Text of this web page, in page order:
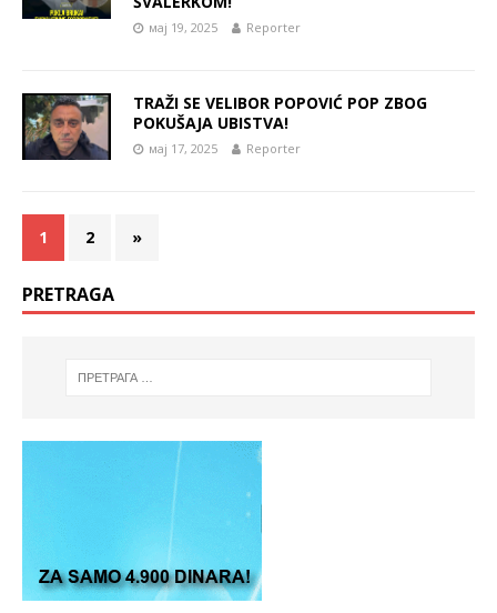
мај 19, 2025 Reporter
TRAŽI SE VELIBOR POPOVIĆ POP ZBOG
POKUŠAJA UBISTVA!
мај 17, 2025 Reporter
1 2 »
PRETRAGA